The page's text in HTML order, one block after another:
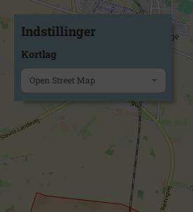
Indstillinger
Kortlag
Open Street Map